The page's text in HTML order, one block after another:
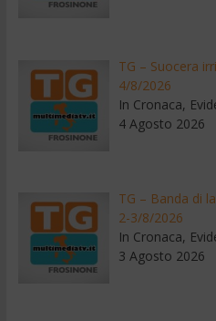
TG – Suocera
4/8/2026
In Cronaca,
4 Agosto 2026
TG – Banda di
2-3/8/2026
In Cronaca,
3 Agosto 2026